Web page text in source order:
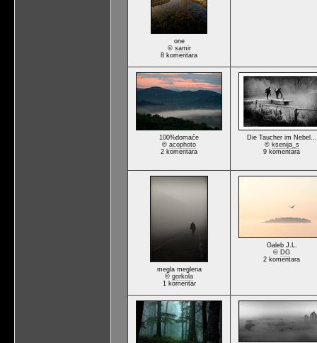
one
© samir
8 komentara
100%domaće
© acophoto
2 komentara
Die Taucher im Nebel...
© ksenija_s
9 komentara
megla meglena
© gorkola
1 komentar
Galeb J.L.
© DG
2 komentara